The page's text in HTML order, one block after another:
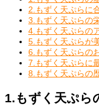
2.もずく天ぷらに
3.もずく天ぷらの
4.もずく天ぷらの
5.もずく天ぷらが
6.もずく天ぷらの
7.もずく天ぷらに
8.もずく天ぷらの
1.もずく天ぷら